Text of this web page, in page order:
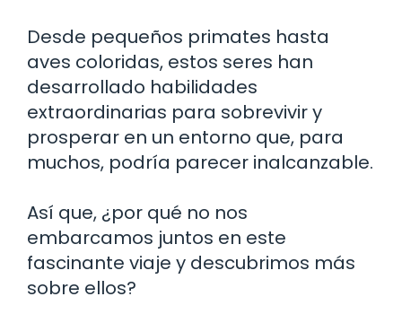
Desde pequeños primates hasta
aves coloridas, estos seres han
desarrollado habilidades
extraordinarias para sobrevivir y
prosperar en un entorno que, para
muchos, podría parecer inalcanzable.
Así que, ¿por qué no nos
embarcamos juntos en este
fascinante viaje y descubrimos más
sobre ellos?